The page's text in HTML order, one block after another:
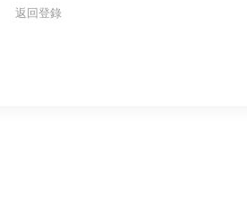
返回登錄